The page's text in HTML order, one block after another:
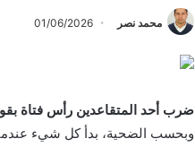
محمد نصر 01/06/2026
ضرب أحد المتقاعدين رأس فتاة
وبحسب الضحية، بدأ كل شيء